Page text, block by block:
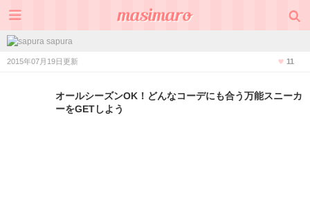
sapura
2015年07月19日更新 11
オールシーズンOK！どんなコーデにも合う万能スニーカ
ーをGETしよう